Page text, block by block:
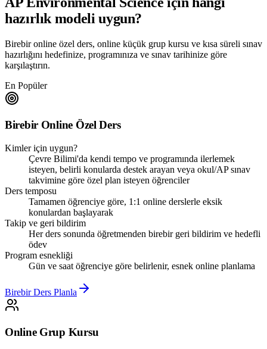
hazırlık modeli uygun?
Birebir online özel ders, online küçük grup kursu ve kısa süreli sınav
hazırlığını hedefinize, programınıza ve sınav tarihinize göre
karşılaştırın.
En Popüler
Birebir Online Özel Ders
Kimler için uygun?
Çevre Bilimi'da kendi tempo ve programında ilerlemek
isteyen, belirli konularda destek arayan veya okul/AP sınav
takvimine göre özel plan isteyen öğrenciler
Ders temposu
Tamamen öğrenciye göre, 1:1 online derslerle eksik
konulardan başlayarak
Takip ve geri bildirim
Her ders sonunda öğretmenden birebir geri bildirim ve hedefli
ödev
Program esnekliği
Gün ve saat öğrenciye göre belirlenir, esnek online planlama
Birebir Ders Planla
Online Grup Kursu